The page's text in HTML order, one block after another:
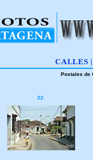
CALLES
Postales de
22.